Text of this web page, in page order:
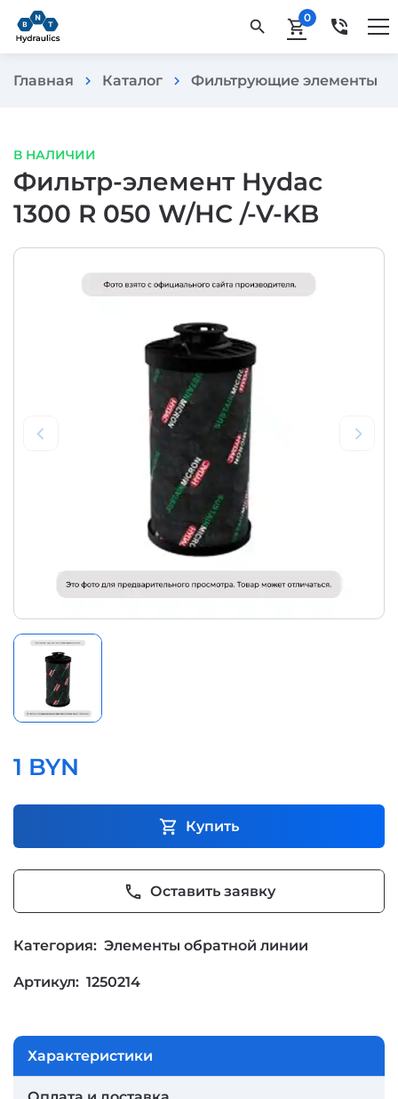
search shopping_cart0 phone_in_talk
Главная chevron_right Каталог chevron_right Фильтрующие элементы
В НАЛИЧИИ
Фильтр-элемент Hydac
1300 R 050 W/HC /-V-KB
1 BYN
shopping_cart Купить
phone Оставить заявку
Категория: Элементы обратной линии
Артикул: 1250214
Характеристики